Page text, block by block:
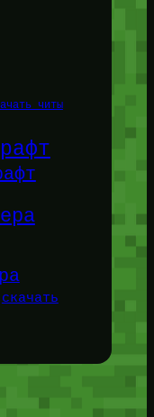
читы
скачать